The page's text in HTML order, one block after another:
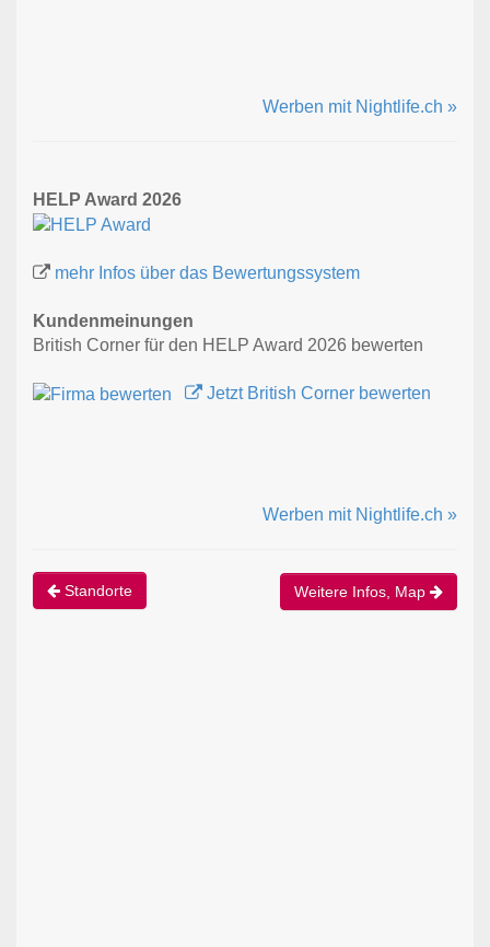
Werben mit Nightlife.ch »
HELP Award 2026
mehr Infos über das Bewertungssystem
Kundenmeinungen
British Corner für den HELP Award 2026 bewerten
Jetzt British Corner bewerten
Werben mit Nightlife.ch »
Standorte Weitere Infos, Map